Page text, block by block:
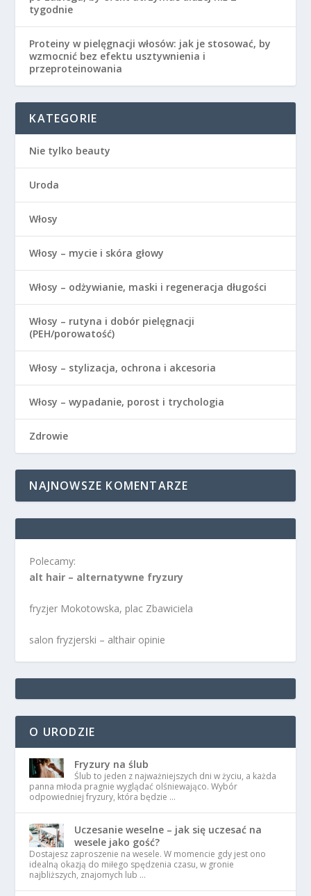
tygodnie
Proteiny w pielęgnacji włosów: jak je stosować, by
wzmocnić bez efektu usztywnienia i
przeproteinowania
KATEGORIE
Nie tylko beauty
Uroda
Włosy
Włosy – mycie i skóra głowy
Włosy – odżywianie, maski i regeneracja długości
Włosy – rutyna i dobór pielęgnacji
(PEH/porowatość)
Włosy – stylizacja, ochrona i akcesoria
Włosy – wypadanie, porost i trychologia
Zdrowie
NAJNOWSZE KOMENTARZE
Polecamy:
alt hair – alternatywne fryzury
fryzjer Mokotowska, plac Zbawiciela
salon fryzjerski – althair opinie
O URODZIE
Fryzury na ślub
Ślub to jeden z najważniejszych dni w życiu, a każda
panna młoda pragnie wyglądać olśniewająco. Wybór
odpowiedniej fryzury, która będzie …
Uczesanie weselne – jak się uczesać na
wesele jako gość?
Dostajesz zaproszenie na wesele. W momencie gdy jest ono
idealną okazją do miłego spędzenia czasu, w gronie
najbliższych, znajomych lub …